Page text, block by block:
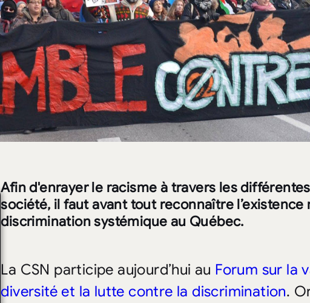
Afin d'enrayer le racisme à travers les
société, il faut avant tout reconnaître l’existence
discrimination systémique au Québec.
La CSN participe aujourd’hui au Forum sur la
diversité et la lutte contre la discrimination.